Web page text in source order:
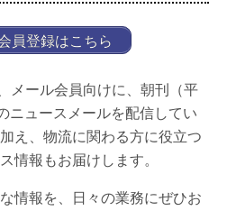
員登録はこちら
メール会員向けに、朝刊（平
ニュースメールを配信してい
え、物流に関わる方に役立つ
情報もお届けします。
情報を、日々の業務にぜひお